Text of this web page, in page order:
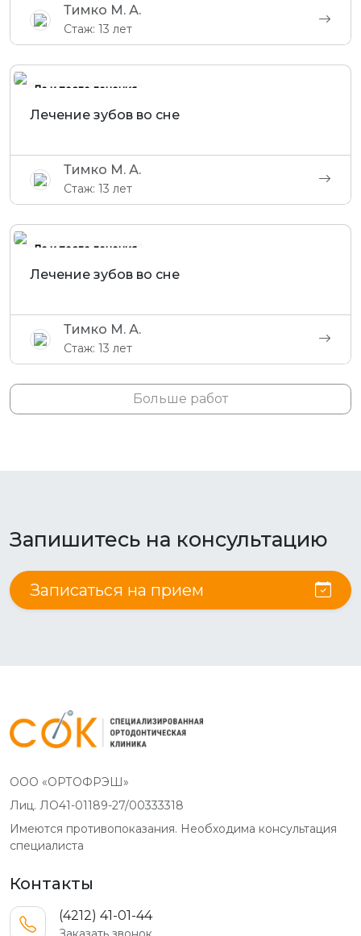
Тимко М. А.
Стаж: 13 лет
До и после лечения
Лечение зубов во сне
Тимко М. А.
Стаж: 13 лет
До и после лечения
Лечение зубов во сне
Тимко М. А.
Стаж: 13 лет
Больше работ
Запишитесь на консультацию
Записаться на прием
ООО «ОРТОФРЭШ»
Лиц. ЛО41-01189-27/00333318
Имеются противопоказания. Необходима консультация
специалиста
Контакты
(4212) 41-01-44